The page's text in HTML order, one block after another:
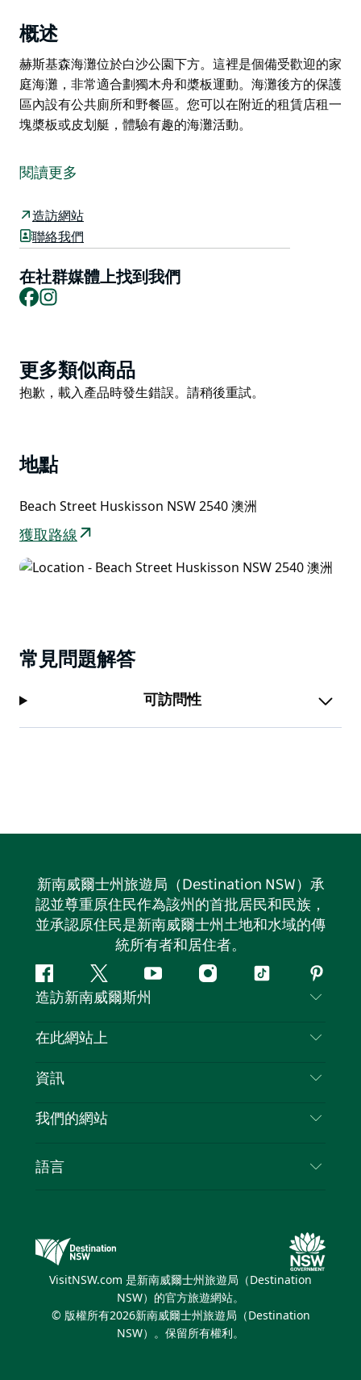
概述
赫斯基森海灘位於白沙公園下方。這裡是個備受歡迎的家
庭海灘，非常適合劃獨木舟和槳板運動。海灘後方的保護
區內設有公共廁所和野餐區。您可以在附近的租賃店租一
塊槳板或皮划艇，體驗有趣的海灘活動。
庭海灘，非常適合劃獨木舟和槳板運動。海灘後方的保護
區內設有公共廁所和野餐區。您可以在附近的租賃店租一
塊槳板或皮划艇，體驗有趣的海灘活動。
閱讀更多
造訪網站
聯絡我們
在社群媒體上找到我們
Facebook
Product
List
更多類似商品
Product
抱歉，載入產品時發生錯誤。請稍後重試。
地點
Beach Street Huskisson NSW 2540 澳洲
獲取路線
常見問題解答
可訪問性
新南威爾士州旅遊局（Destination NSW）承
認並尊重原住民作為該州的首批居民和民族，
並承認原住民是新南威爾士州土地和水域的傳
統所有者和居住者。
Facebook嘰
嘰
喳
Youtube Instagram
抖
造訪新南威爾斯州
聯絡我們
隱私
Cookie 通知
在此網站上
目的地
新南威爾斯州公路旅行
活動
資訊
旅行資訊
新南威爾斯的商業
我們的網站
新南威爾士州旅遊局（Destination NSW）媒體中
繽紛悉尼燈光音樂節
語言
VisitNSW.com 是新南威爾士州旅遊局（Destination
NSW）的官方旅遊網站。
© 版權所有2026新南威爾士州旅遊局（Destination
NSW）。保留所有權利。